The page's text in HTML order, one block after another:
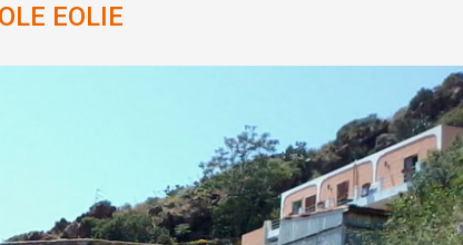
EOLIE